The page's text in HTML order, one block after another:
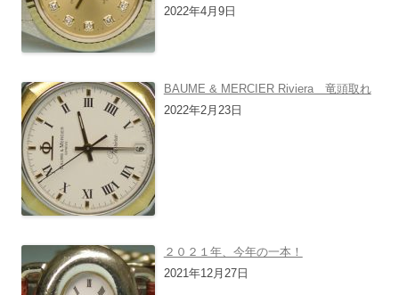
2022年4月9日
BAUME & MERCIER Riviera 竜頭取れ
2022年2月23日
２０２１年、今年の一本！
2021年12月27日